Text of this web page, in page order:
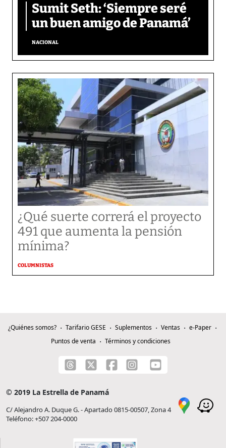
Sumit Seth: ‘Siempre seré
un buen amigo de Panamá’
NACIONAL
¿Qué suerte correrá el proyecto
491 que aumenta la pensión
mínima?
COLUMNISTAS
¿Quiénes somos? Tarifario GESE Suplementos Ventas
e-Paper
Puntos de venta
Términos y condiciones
© 2019 La Estrella de Panamá
C/ Alejandro A. Duque G. - Apartado 0815-00507, Zona 4
Teléfono: +507 204-0000